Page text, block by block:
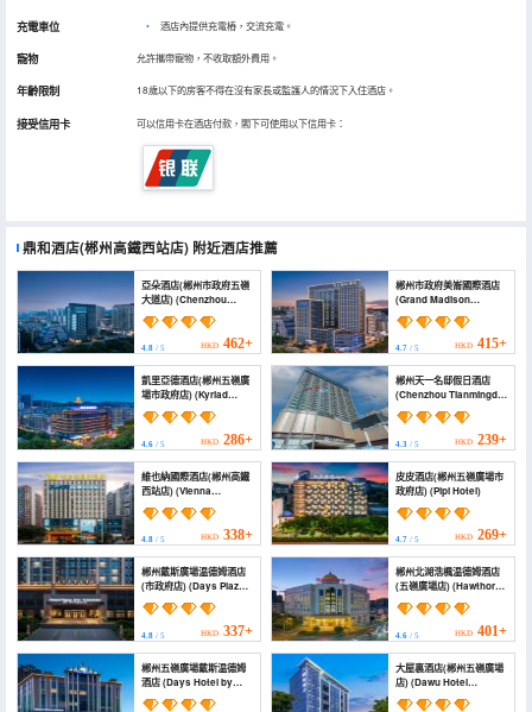
充電車位 • 酒店內提供充電樁，交流充電。
寵物 允許攜帶寵物，不收取額外費用。
年齡限制 18歲以下的房客不得在沒有家長或監護人的情況下入住酒店。
接受信用卡 可以信用卡在酒店付款，閣下可使用以下信用卡：
鼎和酒店(郴州高鐵西站店) 附近酒店推薦
亞朵酒店(郴州市政府五嶺
大道店) (Chenzhou
Municipal Government
Wuling Avenue Atour
Hotel)
4.8 / 5 HKD 462+
郴州市政府美崙國際酒店
(Grand Madison
Chenzhou)
4.7/ 5 HKD 415+
凱里亞德酒店(郴州五嶺廣
場市政府店) (Kyriad
Marvelous Hotel
(Chenzhou Wuling
Plaza, Municipal
Government))
4.6 / 5 HKD 286+
郴州天一名邸假日酒店
(Chenzhou Tianmingdi
Holiday Hotel)
4.3/ 5 HKD 239+
維也納國際酒店(郴州高鐵
西站店) (Vienna
International Hotel
(Chenzhou High-Speed
Railway West Station))
4.8 / 5 HKD 338+
皮皮酒店(郴州五嶺廣場市
政府店) (Pipi Hotel)
4.7/ 5 HKD 269+
郴州戴斯廣場温德姆酒店
(市政府店) (Days Plaza
By Wyndham
Chenzhou)
4.8 / 5 HKD 337+
郴州北湖浩楓温德姆酒店
(五嶺廣場店) (Hawthorn
Hotel (Chenzhou
Wuling Square
Government Office
Branch))
4.6/ 5 HKD 401+
郴州五嶺廣場戴斯温德姆
酒店 (Days Hotel by
Wyndham Chenzhou)
大屋裏酒店(郴州五嶺廣場
店) (Dawu Hotel
(Zhangzhou Wuling